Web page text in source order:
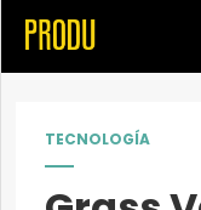
TECNOLOGÍA